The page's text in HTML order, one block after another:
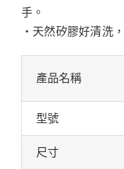
手。
‧天然矽膠好清洗
產品名稱
型號
尺寸